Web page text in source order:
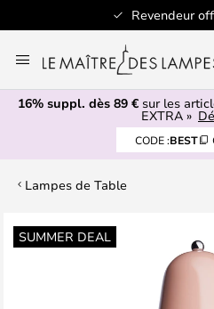
Revendeur
au
contenu
16% suppl. dès 89 € sur les
EXTRA »
CODE :BEST
Lampes de Table
SUMMER DEAL
Skip
to